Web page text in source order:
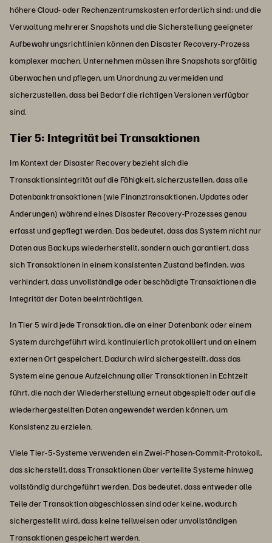
höhere Cloud- oder Rechenzentrumskosten erforderlich sind; und die
Verwaltung mehrerer Snapshots und die Sicherstellung geeigneter
Aufbewahrungsrichtlinien können den Disaster Recovery-Prozess
komplexer machen. Unternehmen müssen ihre Snapshots sorgfältig
überwachen und pflegen, um Unordnung zu vermeiden und
sicherzustellen, dass bei Bedarf die richtigen Versionen verfügbar
sind.
Tier 5: Integrität bei Transaktionen
Im Kontext der Disaster Recovery bezieht sich die
Transaktionsintegrität auf die Fähigkeit, sicherzustellen, dass alle
Datenbanktransaktionen (wie Finanztransaktionen, Updates oder
Änderungen) während eines Disaster Recovery-Prozesses genau
erfasst und gepflegt werden. Das bedeutet, dass das System nicht nur
Daten aus Backups wiederherstellt, sondern auch garantiert, dass
sich Transaktionen in einem konsistenten Zustand befinden, was
verhindert, dass unvollständige oder beschädigte Transaktionen die
Integrität der Daten beeinträchtigen.
In Tier 5 wird jede Transaktion, die an einer Datenbank oder einem
System durchgeführt wird, kontinuierlich protokolliert und an einem
externen Ort gespeichert. Dadurch wird sichergestellt, dass das
System eine genaue Aufzeichnung aller Transaktionen in Echtzeit
führt, die nach der Wiederherstellung erneut abgespielt oder auf die
wiederhergestellten Daten angewendet werden können, um
Konsistenz zu erzielen.
Viele Tier-5-Systeme verwenden ein Zwei-Phasen-Commit-Protokoll,
das sicherstellt, dass Transaktionen über verteilte Systeme hinweg
vollständig durchgeführt werden. Das bedeutet, dass entweder alle
Teile der Transaktion abgeschlossen sind oder keine, wodurch
sichergestellt wird, dass keine teilweisen oder unvollständigen
Transaktionen gespeichert werden.